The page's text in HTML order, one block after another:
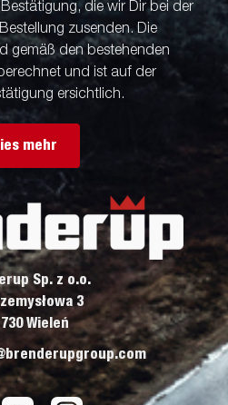
die wir Dir bei der
zusenden. Die
gemäß den bestehenden
und ist auf der
ersichtlich.
mehr
Sp. z o.o.
3
Wieleń